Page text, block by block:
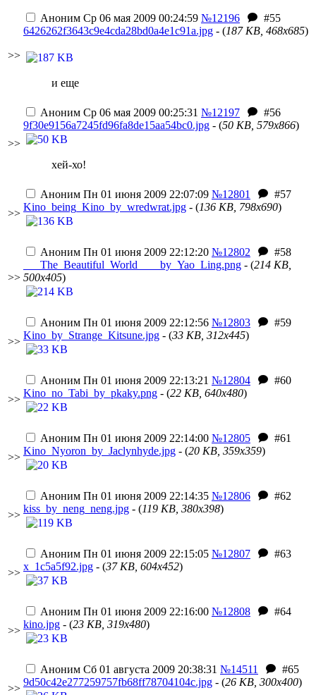
>>
Аноним Ср 06 мая 2009 00:24:59 №12196
#55
6426262f3643c9e4cda28bd0a4e1c91a.jpg - (187 KB, 468x685)
и еще
>>
Аноним Ср 06 мая 2009 00:25:31 №12197
#56
9f30e9156a7245fd96fa8de15aa54bc0.jpg - (50 KB, 579x866)
хей-хо!
>>
Аноним Пн 01 июня 2009 22:07:09 №12801
#57
Kino_being_Kino_by_wredwrat.jpg - (136 KB, 798x690)
>>
Аноним Пн 01 июня 2009 22:12:20 №12802
#58
___The_Beautiful_World____by_Yao_Ling.png - (214 KB,
500x405)
>>
Аноним Пн 01 июня 2009 22:12:56 №12803
#59
Kino_by_Strange_Kitsune.jpg - (33 KB, 312x445)
>>
Аноним Пн 01 июня 2009 22:13:21 №12804
#60
Kino_no_Tabi_by_pkaky.png - (22 KB, 640x480)
>>
Аноним Пн 01 июня 2009 22:14:00 №12805
#61
Kino_Nyoron_by_Jaclynhyde.jpg - (20 KB, 359x359)
>>
Аноним Пн 01 июня 2009 22:14:35 №12806
#62
kiss_by_neng_neng.jpg - (119 KB, 380x398)
>>
Аноним Пн 01 июня 2009 22:15:05 №12807
#63
x_1c5a5f92.jpg - (37 KB, 604x452)
>>
Аноним Пн 01 июня 2009 22:16:00 №12808
#64
kino.jpg - (23 KB, 319x480)
>>
Аноним Сб 01 августа 2009 20:38:31 №14511
#65
9d50c42e277259757fb68ff78704104c.jpg - (26 KB, 300x400)